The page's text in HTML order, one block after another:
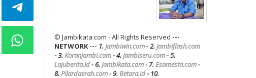
© Jambikata.com - All Rights Reserved ---
NETWORK --- 1.Jambiwin.com- 2.Jambiflash.com
- 3.Koranjambi.com- 4.Jambiseru.com- 5.
Lajuberita.id- 6.Jambikata.com- 7.Esamesta.com-
8.Pilardaerah.com- 9.Betara.id- 10.